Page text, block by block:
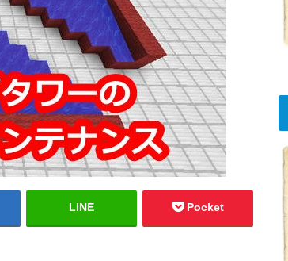
LINE Pocket